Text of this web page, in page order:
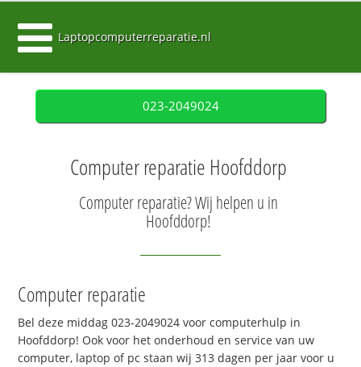
Laptopcomputerreparatie.nl
023-2049024
Computer reparatie Hoofddorp
Computer reparatie? Wij helpen u in
Hoofddorp!
Computer reparatie
Bel deze middag 023-2049024 voor computerhulp in
Hoofddorp! Ook voor het onderhoud en service van uw
computer, laptop of pc staan wij 313 dagen per jaar voor u